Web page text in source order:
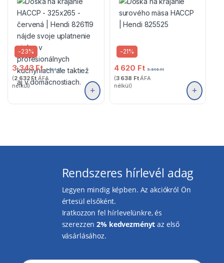
-23%
3 343Ft 4 334Ft
(2 632 Ft ÁFA
nélkül)
-21%
4 620 Ft 5 846Ft
(3 638 FtÁFA
nélkül)
Rendszeres hírlevél adag
Legyen mindig képben. Az akciókról Ön
értesül elsőként.
Iratkozzon fel hírlevelünkre, és
szerezzen2% kedvezményt az első
vásárlásához.